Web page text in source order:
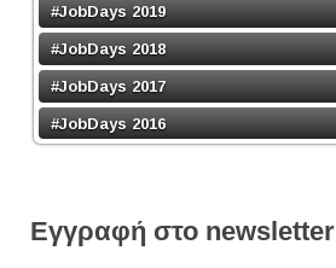
#JobDays 2019
#JobDays 2018
#JobDays 2017
#JobDays 2016
Εγγραφή στο newsletter